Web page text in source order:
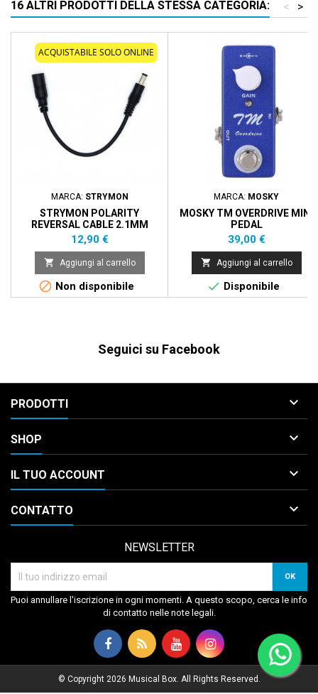
16 ALTRI PRODOTTI DELLA STESSA CATEGORIA: >
<
ACQUISTABILE SOLO ONLINE
MARCA: STRYMON
STRYMON POLARITY
REVERSAL CABLE 2.1MM
Prezzo
12,90 €
 Aggiungi al carrello
 Non disponibile
MARCA: MOSKY
MOSKY TM OVERDRIVE MINI
PEDAL
Prezzo
39,00 €
 Aggiungi al carrello
 Disponibile
Seguici su Facebook
PRODOTTI 
SHOP 
IL TUO ACCOUNT 
CONTATTO 
NEWSLETTER
Puoi annullare l'iscrizione in ogni momenti. A questo scopo, cerca le info
di contatto nelle note legali.
© Copyright 2026 Musical Box. All Rights Reserved.